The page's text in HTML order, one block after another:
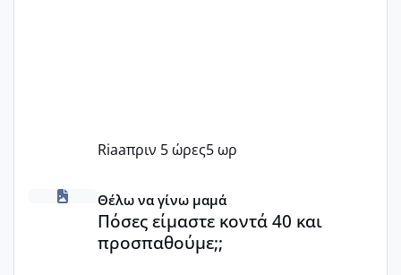
Riaaπριν 5 ώρες5 ωρ
Πόσες είμαστε κοντά 40 και προσπαθούμε;;
Θέλω να γίνω μαμά
Πόσες είμαστε κοντά 40 και
προσπαθούμε;;